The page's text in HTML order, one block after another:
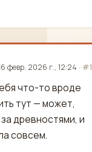
февр. 2026 г., 12:24 · #1
что-то вроде
тут — может,
древностями, и
совсем.